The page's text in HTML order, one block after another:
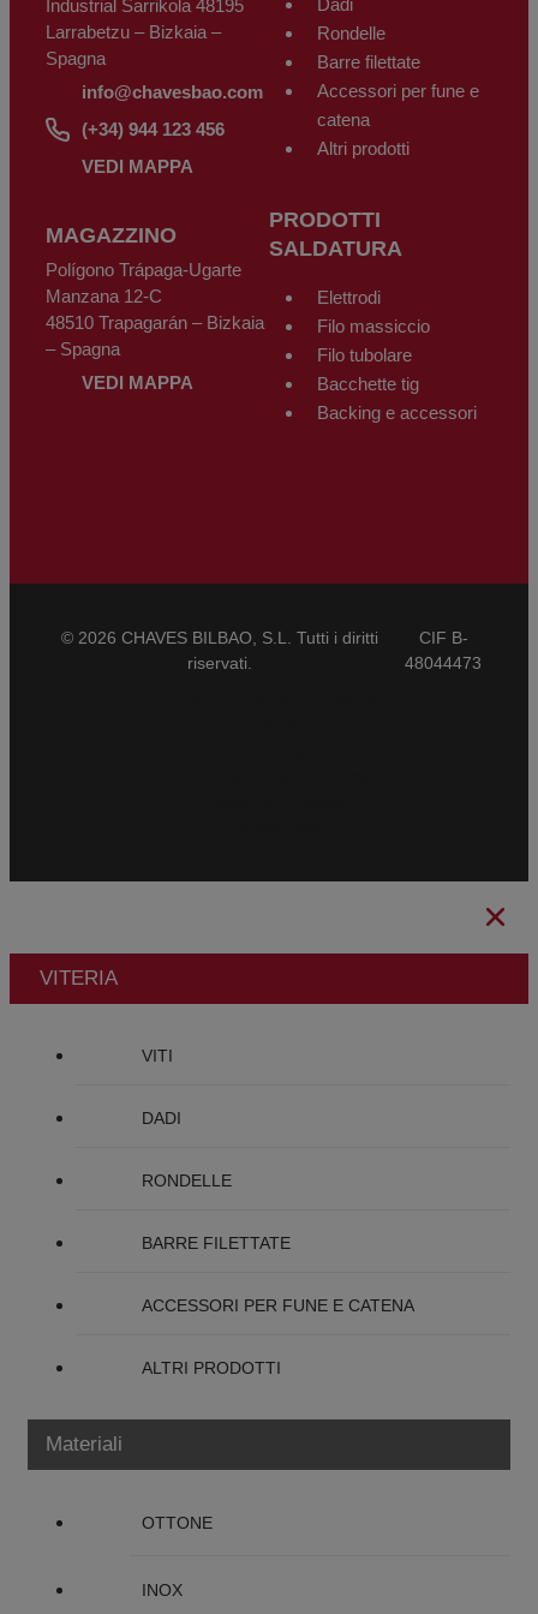
Industrial Sarrikola 48195
Larrabetzu – Bizkaia –
Spagna
info@chavesbao.com
(+34) 944 123 456
VEDI MAPPA
MAGAZZINO
Polígono Trápaga-Ugarte
Manzana 12-C
48510 Trapagarán – Bizkaia
– Spagna
VEDI MAPPA
Rondelle
Barre filettate
Accessori per fune e
catena
Altri prodotti
PRODOTTI
SALDATURA
Elettrodi
Filo massiccio
Filo tubolare
Bacchette tig
Backing e accessori
© 2026 CHAVES BILBAO, S.L. Tutti i diritti
riservati.
CIF B-
48044473
VITERIA
VITI
DADI
RONDELLE
BARRE FILETTATE
ACCESSORI PER FUNE E CATENA
ALTRI PRODOTTI
Materiali
OTTONE
INOX